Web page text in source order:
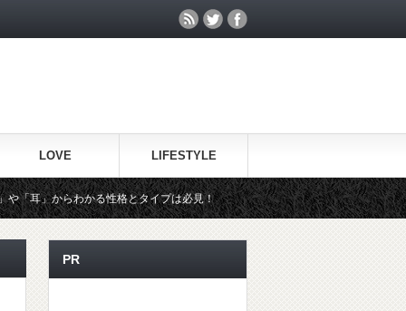
LOVE LIFESTYLE
わかる性格とタイプは必見！ 風邪で休んだ上司に見舞いのメール
PR